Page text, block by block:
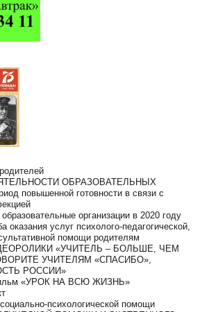
ОБРАЗОВАТЕЛЬНЫХ
повышенной готовности в связи с
организации в 2020 году
оказания услуг психолого-педагогической,
помощи родителям
«УЧИТЕЛЬ – БОЛЬШЕ, ЧЕМ
УЧИТЕЛЯМ «СПАСИБО»,
РОССИИ»
«УРОК НА ВСЮ ЖИЗНЬ»
психологической помощи